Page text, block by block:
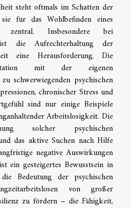
steht oftmals im Schatten der
für das Wohlbefinden eines
zentral. Insbesondere bei
ist die Aufrechterhaltung der
eine Herausforderung. Die
mit der eigenen
schwerwiegenden psychischen
chronischer Stress und
sind nur einige Beispiele
Arbeitslosigkeit. Die
solcher psychischen
das aktive Suchen nach Hilfe
negative Auswirkungen
ein gesteigertes Bewusstsein in
Bedeutung der psychischen
von großer
zu fördern – die Fähigkeit,